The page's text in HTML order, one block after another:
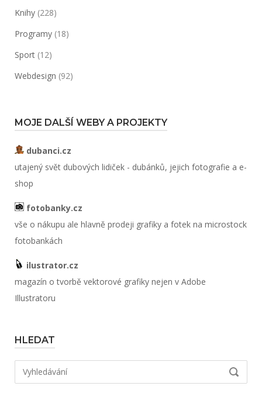
Knihy (228)
Programy (18)
Sport (12)
Webdesign (92)
MOJE DALŠÍ WEBY A PROJEKTY
dubanci.cz
utajený svět dubových lidiček - dubánků, jejich fotografie a e-
shop
fotobanky.cz
vše o nákupu ale hlavně prodeji grafiky a fotek na microstock
fotobankách
ilustrator.cz
magazín o tvorbě vektorové grafiky nejen v Adobe
Illustratoru
HLEDAT
Hledat: